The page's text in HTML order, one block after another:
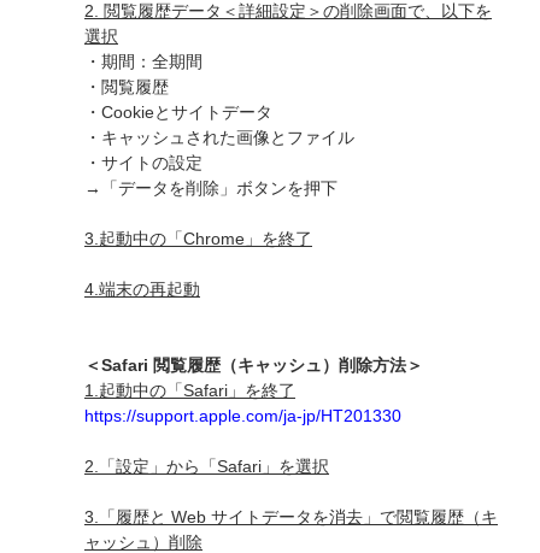
2. 閲覧履歴データ＜詳細設定＞の削除画面で、以下を
選択
・期間：全期間
・閲覧履歴
・Cookieとサイトデータ
・キャッシュされた画像とファイル
・サイトの設定
→「データを削除」ボタンを押下
3.起動中の「Chrome」を終了
4.端末の再起動
＜Safari 閲覧履歴（キャッシュ）削除方法＞
1.起動中の「Safari」を終了
https://support.apple.com/ja-jp/HT201330
2.「設定」から「Safari」を選択
3.「履歴と Web サイトデータを消去」で閲覧履歴（キ
ャッシュ）削除